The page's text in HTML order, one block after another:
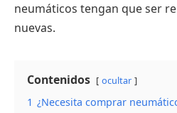
neumáticos tengan que ser
nuevas.
Contenidos ocultar
1 ¿Necesita comprar